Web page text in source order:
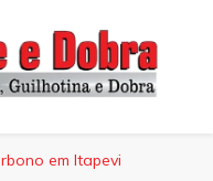
em Itapevi